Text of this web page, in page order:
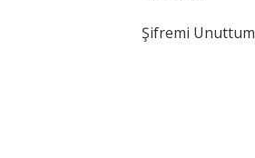
Şifremi Unuttum